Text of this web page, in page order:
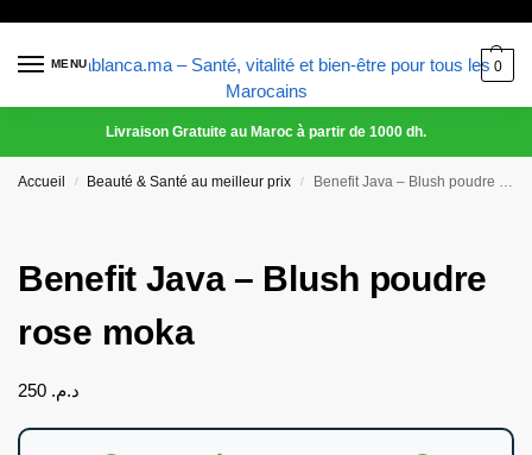
MENU 0
Livraison Gratuite au Maroc à partir de 1000 dh.
Accueil / Beauté & Santé au meilleur prix / Benefit Java – Blush poudre rose moka
Benefit Java – Blush poudre
rose moka
د.م.